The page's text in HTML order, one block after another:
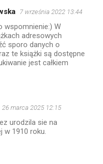
7 września 2022 13:44
wspomnienie:) W
adresowych
sporo danych o
te książki są dostępne
jest całkiem
26 marca 2025 12:15
urodzila sie na
w 1910 roku.